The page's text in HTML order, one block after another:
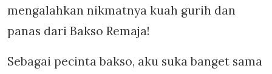
mengalahkan nikmatnya kuah gurih dan
panas dari Bakso Remaja!
Sebagai pecinta bakso, aku suka banget sama